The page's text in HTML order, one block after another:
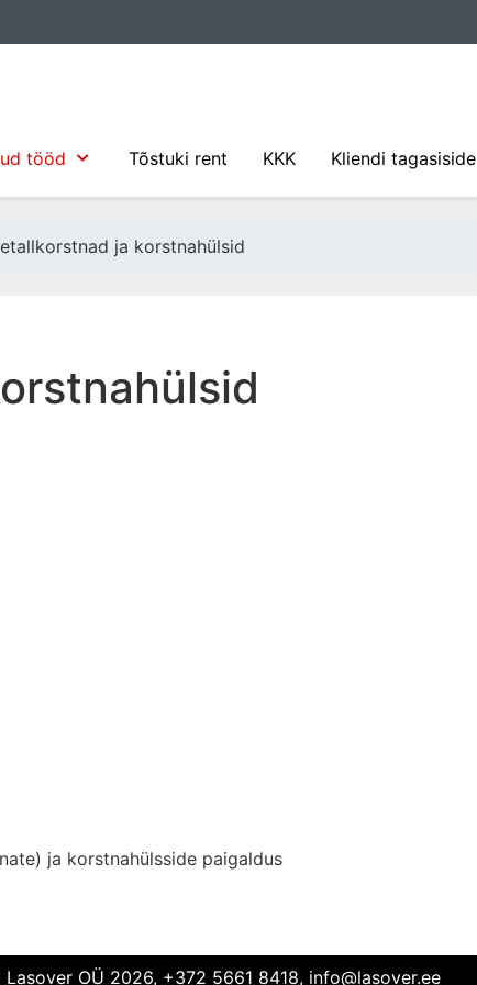
tööd Tõstuki rent KKK Kliendi tagasiside
ja korstnahülsid
ja korstnahülsside paigaldus
OÜ 2026, +372 5661 8418, info@lasover.ee